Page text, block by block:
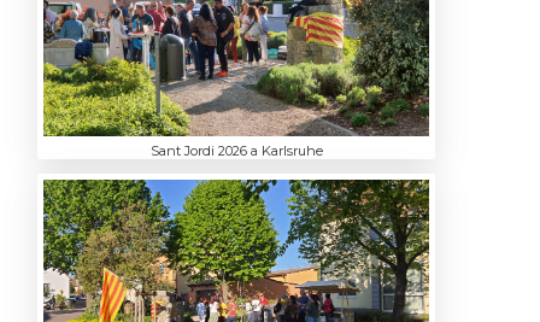
Sant Jordi 2026 a Karlsruhe